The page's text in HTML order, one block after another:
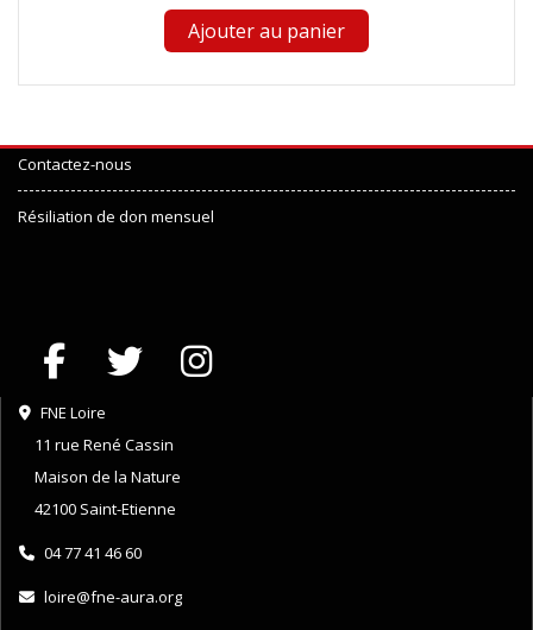
Ajouter au panier
Contactez-nous
Résiliation de don mensuel
FNE Loire
11 rue René Cassin
Maison de la Nature
42100 Saint-Etienne
04 77 41 46 60
loire@fne-aura.org